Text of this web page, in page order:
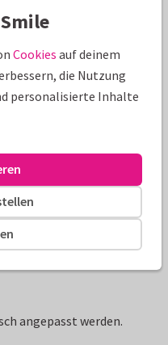
angepasst werden.
Cookies auf deinem
die Nutzung
personalisierte Inhalte